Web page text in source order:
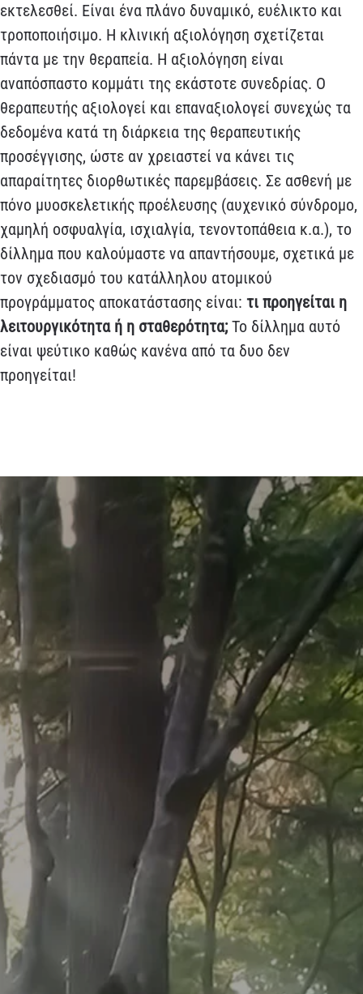
εκτελεσθεί. Είναι ένα πλάνο δυναμικό, ευέλικτο και
τροποποιήσιμο. Η κλινική αξιολόγηση σχετίζεται
πάντα με την θεραπεία. Η αξιολόγηση είναι
αναπόσπαστο κομμάτι της εκάστοτε συνεδρίας. Ο
θεραπευτής αξιολογεί και επαναξιολογεί συνεχώς τα
δεδομένα κατά τη διάρκεια της θεραπευτικής
προσέγγισης, ώστε αν χρειαστεί να κάνει τις
απαραίτητες διορθωτικές παρεμβάσεις. Σε ασθενή με
πόνο μυοσκελετικής προέλευσης (αυχενικό σύνδρομο,
χαμηλή οσφυαλγία, ισχιαλγία, τενοντοπάθεια κ.α.), το
δίλλημα που καλούμαστε να απαντήσουμε, σχετικά με
τον σχεδιασμό του κατάλληλου ατομικού
προγράμματος αποκατάστασης είναι: τι προηγείται η
λειτουργικότητα ή η σταθερότητα;Το δίλλημα αυτό
είναι ψεύτικο καθώς κανένα από τα δυο δεν
προηγείται!